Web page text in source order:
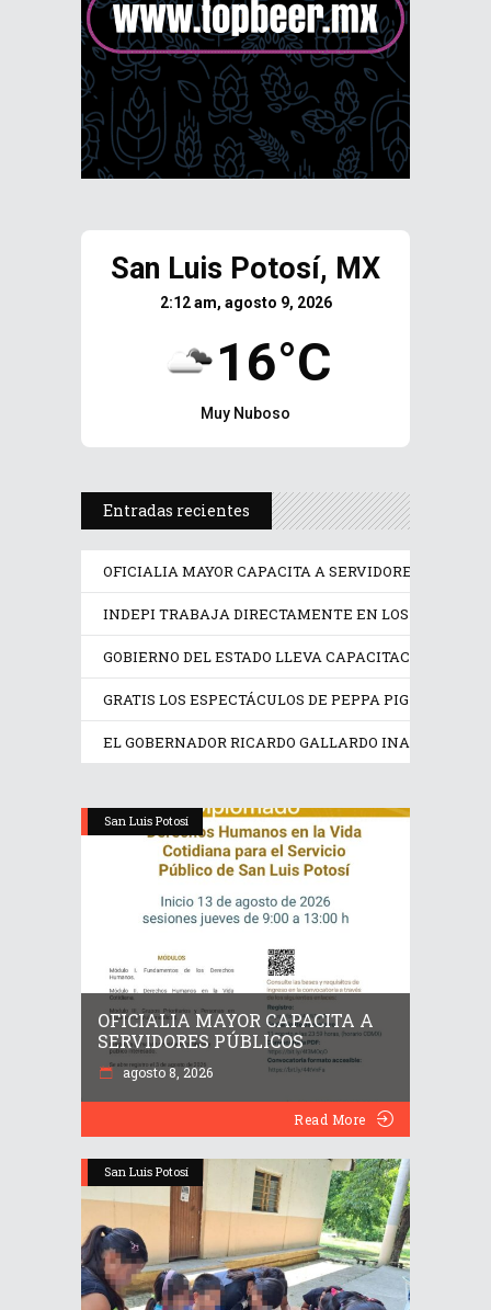
San Luis Potosí, MX
2:12 am, agosto 9, 2026
16°C
Muy Nuboso
Entradas recientes
OFICIALIA MAYOR CAPACITA A SERVIDORES
INDEPI TRABAJA DIRECTAMENTE EN LOS
GOBIERNO DEL ESTADO LLEVA CAPACITACIÓN
GRATIS LOS ESPECTÁCULOS DE PEPPA PIG Y
EL GOBERNADOR RICARDO GALLARDO INAUGURA
San Luis Potosí
OFICIALIA MAYOR CAPACITA A
SERVIDORES PÚBLICOS
agosto 8, 2026
Read More
San Luis Potosí